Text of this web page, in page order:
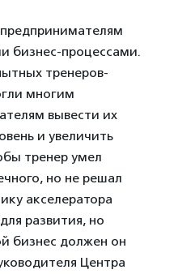
бизнес-процессами.
тренеров-
многим
вывести их
и увеличить
тренер умел
но не решал
акселератора
развития, но
бизнес должен он
Центра